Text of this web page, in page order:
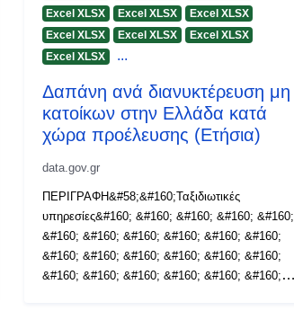
Excel XLSX
Excel XLSX
Excel XLSX
Excel XLSX
Excel XLSX
Excel XLSX
Excel XLSX
...
Δαπάνη ανά διανυκτέρευση μη
κατοίκων στην Ελλάδα κατά
χώρα προέλευσης (Ετήσια)
data.gov.gr
ΠΕΡΙΓΡΑΦΗ&#58;&#160;Ταξιδιωτικές
υπηρεσίες&#160; &#160; &#160; &#160; &#160;
&#160; &#160; &#160; &#160; &#160; &#160;
&#160; &#160; &#160; &#160; &#160; &#160;
&#160; &#160; &#160; &#160; &#160; &#160;